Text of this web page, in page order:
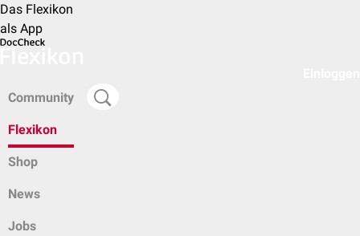
Das Flexikon
als App
Community
Flexikon
Shop
News
Jobs